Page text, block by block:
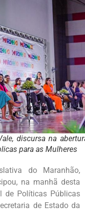
discursa na
para as Mulheres
do Maranhão,
na manhã desta
de Políticas Públicas
de Estado da